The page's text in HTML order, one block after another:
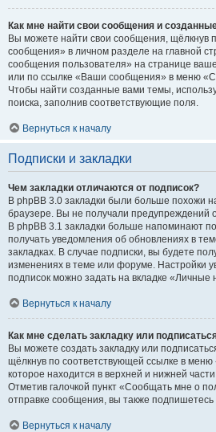
Как мне найти свои сообщения и
Вы можете найти свои сообщения, щёлкнув
сообщения» в личном разделе на главной
сообщения пользователя» на странице
или по ссылке «Ваши сообщения» в меню
Чтобы найти созданные вами темы,
поиска, заполнив соответствующие поля.
Вернуться к началу
Подписки и закладки
Чем закладки отличаются от подписок?
В phpBB 3.0 закладки были больше похожи
браузере. Вы не получали
В phpBB 3.1 закладки больше напоминают
получать уведомления об обновлениях в
закладках. В случае подписки, вы будете
изменениях в теме или форуме. Настройки
подписок можно задать на вкладке «Личные
Вернуться к началу
Как мне сделать закладку или
Вы можете создать закладку или
щёлкнув по соответствующей ссылке в
которое находится в верхней и нижней
Отметив галочкой пункт «Сообщать мне о
отправке сообщения, вы также
Вернуться к началу